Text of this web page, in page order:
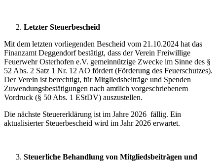
Letzter Steuerbescheid
Mit dem letzten vorliegenden Bescheid vom 21.10.2024 hat das
Finanzamt Deggendorf bestätigt, dass der Verein Freiwillige
Feuerwehr Osterhofen e.V. gemeinnützige Zwecke im Sinne des §
52 Abs. 2 Satz 1 Nr. 12 AO fördert (Förderung des Feuerschutzes).
Der Verein ist berechtigt, für Mitgliedsbeiträge und Spenden
Zuwendungsbestätigungen nach amtlich vorgeschriebenem
Vordruck (§ 50 Abs. 1 EStDV) auszustellen.
Die nächste Steuererklärung ist im Jahre 2026 fällig. Ein
aktualisierter Steuerbescheid wird im Jahr 2026 erwartet.
Steuerliche Behandlung von Mitgliedsbeiträgen und